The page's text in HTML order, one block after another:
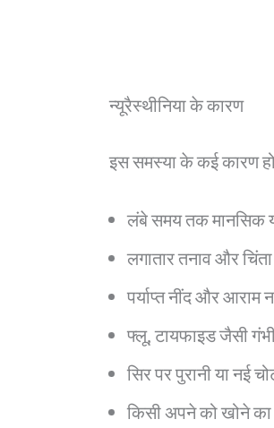
न्यूरैस्थीनिया के कारण
इस समस्या के कई कारण
लंबे समय तक मानसिक
लगातार तनाव और
पर्याप्त नींद और आराम
फ्लू, टायफाइड जैसी
सिर पर पुरानी या नई
किसी अपने को खोने